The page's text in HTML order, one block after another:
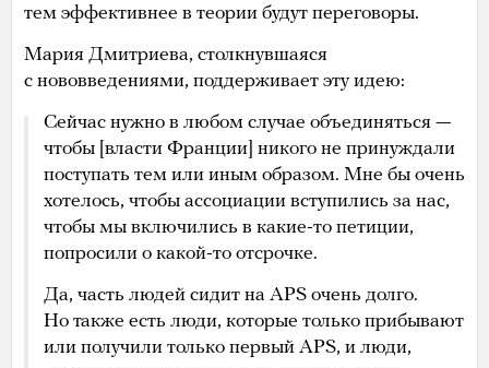
тем эффективнее в теории будут переговоры.
Мария Дмитриева, столкнувшаяся
с нововведениями, поддерживает эту идею:
Сейчас нужно в любом случае объединяться —
чтобы [власти Франции] никого не принуждали
поступать тем или иным образом. Мне бы очень
хотелось, чтобы ассоциации вступились за нас,
чтобы мы включились в какие-то петиции,
попросили о какой-то отсрочке.
Да, часть людей сидит на APS очень долго.
Но также есть люди, которые только прибывают
или получили только первый APS, и люди,